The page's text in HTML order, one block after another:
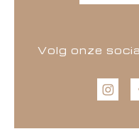
Volg onze